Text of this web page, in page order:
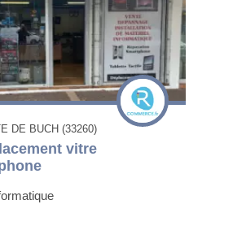
DE BUCH (33260)
vitre